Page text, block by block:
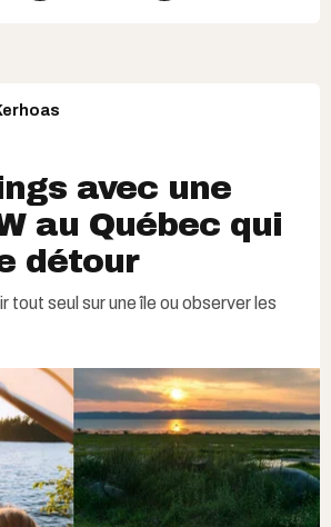
avec une
au Québec qui
détour
tout seul sur une île ou observer les